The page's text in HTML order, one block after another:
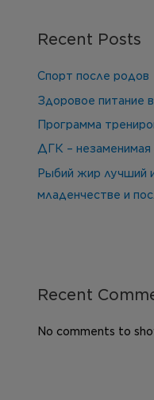
Recent Posts
Спорт после родов
Здоровое питание
Программа
ДГК – незаменимая
Рыбий жир лучший
младенчестве и
Recent
No comments to